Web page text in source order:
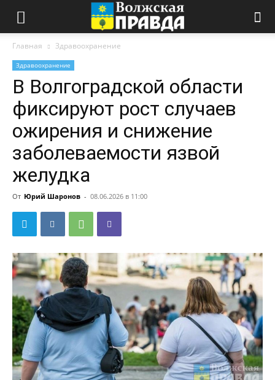
Главная Здравоохранение
Здравоохранение
В Волгоградской области
фиксируют рост случаев
ожирения и снижение
заболеваемости язвой
желудка
От Юрий Шаронов - 08.06.2026 в 11:00